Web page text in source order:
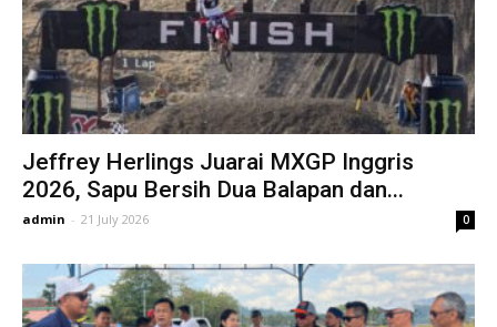
Jeffrey Herlings Juarai MXGP Inggris
2026, Sapu Bersih Dua Balapan dan...
admin - 21 July 2026 0